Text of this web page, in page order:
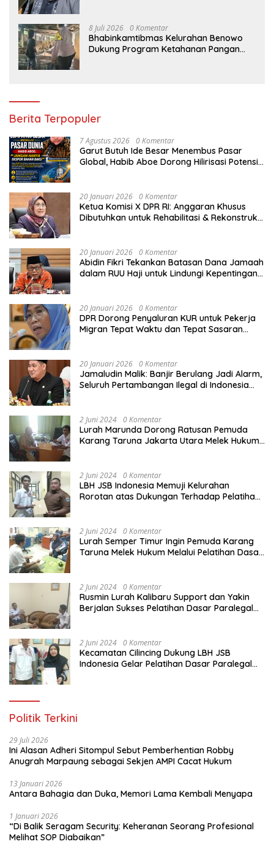
8 Juli 2026 0 Komentar
Bhabinkamtibmas Kelurahan Benowo
Dukung Program Ketahanan Pangan
Berita Terpopuler
7 Agustus 2026 0 Komentar
Garut Butuh Ide Besar Menembus Pasar
Global, Habib Aboe Dorong Hilirisasi Potensi
20 Januari 2026 0 Komentar
Ketua Komisi X DPR RI: Anggaran Khusus
Dibutuhkan untuk Rehabilitasi & Rekonstruksi
20 Januari 2026 0 Komentar
Abidin Fikri Tekankan Batasan Dana Jamaah
dalam RUU Haji untuk Lindungi Kepentingan
20 Januari 2026 0 Komentar
DPR Dorong Penyaluran KUR untuk Pekerja
Migran Tepat Waktu dan Tepat Sasaran
20 Januari 2026 0 Komentar
Jamaludin Malik: Banjir Berulang Jadi Alarm,
Seluruh Pertambangan Ilegal di Indonesia
2 Juni 2024 0 Komentar
Lurah Marunda Dorong Ratusan Pemuda
Karang Taruna Jakarta Utara Melek Hukum
2 Juni 2024 0 Komentar
LBH JSB Indonesia Memuji Kelurahan
Rorotan atas Dukungan Terhadap Pelatihan
2 Juni 2024 0 Komentar
Lurah Semper Timur Ingin Pemuda Karang
Taruna Melek Hukum Melalui Pelatihan Dasar
2 Juni 2024 0 Komentar
Rusmin Lurah Kalibaru Support dan Yakin
Berjalan Sukses Pelatihan Dasar Paralegal
2 Juni 2024 0 Komentar
Kecamatan Cilincing Dukung LBH JSB
Indonesia Gelar Pelatihan Dasar Paralegal
Politik Terkini
29 Juli 2026
Ini Alasan Adheri Sitompul Sebut Pemberhentian Robby
Anugrah Marpaung sebagai Sekjen AMPI Cacat Hukum
13 Januari 2026
Antara Bahagia dan Duka, Memori Lama Kembali Menyapa
1 Januari 2026
“Di Balik Seragam Security: Keheranan Seorang Profesional
Melihat SOP Diabaikan”